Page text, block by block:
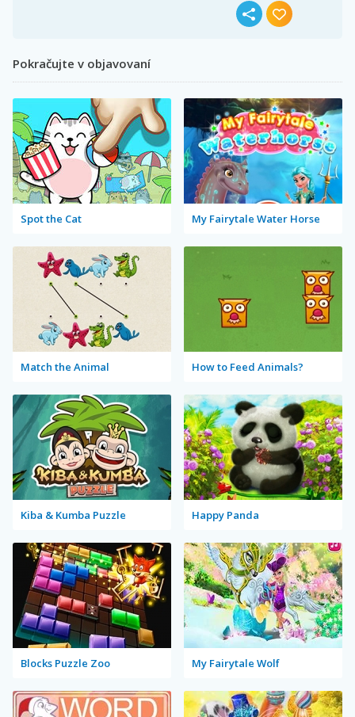
Pokračujte v objavovaní
Spot the Cat My Fairytale Water Horse
Match the Animal How to Feed Animals?
Kiba & Kumba Puzzle Happy Panda
Blocks Puzzle Zoo My Fairytale Wolf